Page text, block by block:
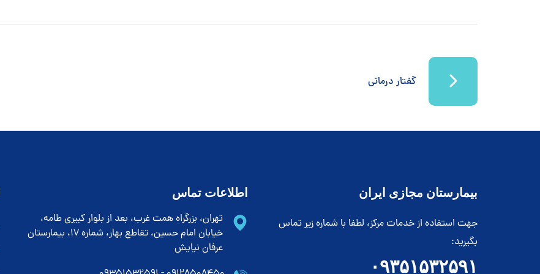
گفتار درمانی
بیمارستان مجازی ایران
جهت استفاده از خدمات مرکز، لطفا با شماره زیر تماس
بگیرید:
۰۹۳۵۱۵۳۲۵۹۱
اطلاعات تماس
تهران، بزرگراه همت غرب، بعد از بلوار کبیری طامه،
خیابان امام حسین، تقاطع بهار، شماره 17، بیمارستان
عرفان نیایش